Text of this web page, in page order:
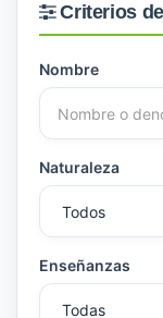
Criterios
Nombre
Naturaleza
Enseñanzas